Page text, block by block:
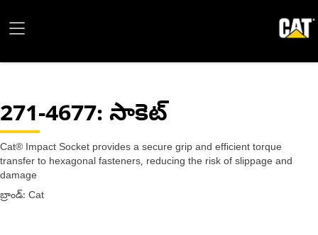
271-4677: సాకెట్
Cat® Impact Socket provides a secure grip and efficient torque
transfer to hexagonal fasteners, reducing the risk of slippage and
damage
బ్రాండ్: Cat